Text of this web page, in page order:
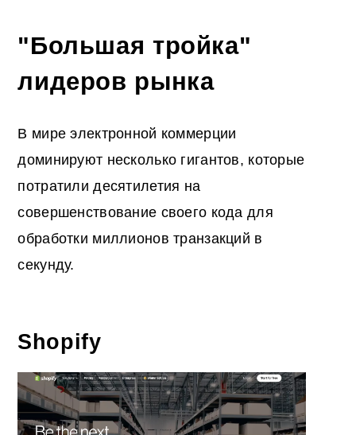
"Большая тройка"
лидеров рынка
В мире электронной коммерции
доминируют несколько гигантов, которые
потратили десятилетия на
совершенствование своего кода для
обработки миллионов транзакций в
секунду.
Shopify